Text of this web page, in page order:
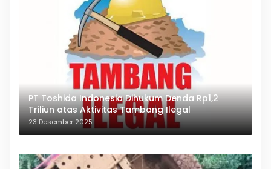
PT Toshida Indonesia Dihukum Denda Rp1,2
Triliun atas Aktivitas Tambang Ilegal
23 Desember 2025